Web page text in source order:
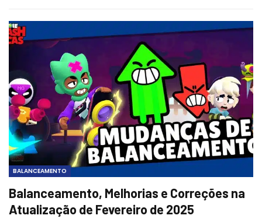
BALANCEAMENTO
Balanceamento, Melhorias e Correções na
Atualização de Fevereiro de 2025